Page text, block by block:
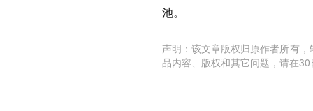
池。
声明：该文章版权归原作者所有
品内容、版权和其它问题，请在30